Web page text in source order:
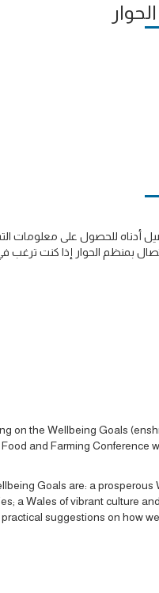
أدناه للحصول على معلومات
بمنظم الحوار إذا كنت ترغب
on the Wellbeing Goals
and Farming Conference
Goals are: a prosperous
a Wales of vibrant culture
suggestions on how